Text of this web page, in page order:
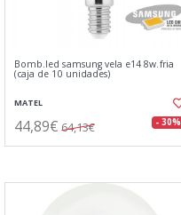
Bomb.led samsung vela e14 8w.fria
(caja de 10 unidades)
MATEL
44,89€ 64,13€ - 30%